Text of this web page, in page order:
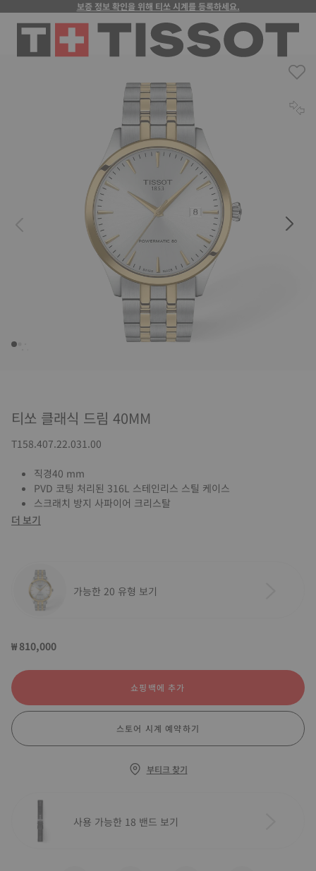
보증 정보 확인을 위해 티쏘 시계를 등록하세요.
티쏘 클래식 드림 40MM
T158.407.22.031.00
직경40 mm
PVD 코팅 처리된 316L 스테인리스 스틸 케이스
스크래치 방지 사파이어 크리스탈
더 보기
가능한 20 유형 보기
₩ 810,000
쇼핑백에 추가
스토어 시계 예약하기
부티크 찾기
사용 가능한 18 밴드 보기